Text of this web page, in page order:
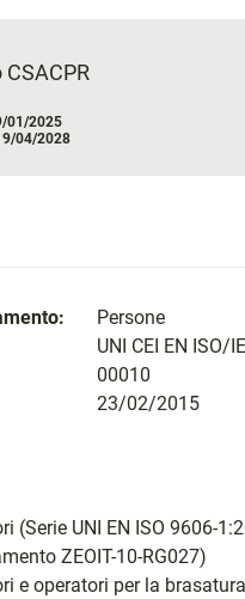
01/2025
04/2028
Persone
UNI CEI EN ISO/
00010
23/02/2015
(Serie UNI EN ISO 9606-
ZEOIT-10-RG027)
e operatori per la